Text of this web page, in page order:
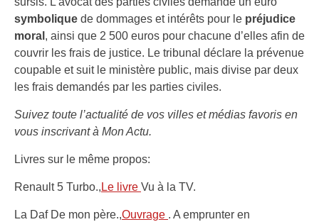
symbolique de dommages et intérêts pour le préjudice
moral , ainsi que 2 500 euros pour chacune d’elles afin de
couvrir les frais de justice. Le tribunal déclare la prévenue
coupable et suit le ministère public, mais divise par deux
les frais demandés par les parties civiles.
Suivez toute l’actualité de vos villes et médias favoris en
vous inscrivant à Mon Actu.
Livres sur le même propos:
Renault 5 Turbo., Le livre Vu à la TV.
La Daf De mon père.,Ouvrage . A emprunter en